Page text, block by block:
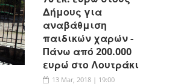
Δήμους για
αναβάθμιση
παιδικών χαρών -
Πάνω από 200.000
ευρώ στο Λουτράκι
13 Mar, 2018 | 19:00